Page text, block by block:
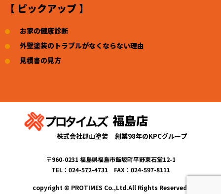
【 ピックアップ 】
お家の健康診断
外壁塗装のトラブルがなくならない理由
見積書の見方
福島店
株式会社郡山塗装 創業98年のKPCグループ
〒960-0231 福島県福島市飯坂町平野東石堂12-1
TEL：024-572-4731 FAX：024-597-8111
copyright © PROTIMES Co.,Ltd.All Rights Reserved.